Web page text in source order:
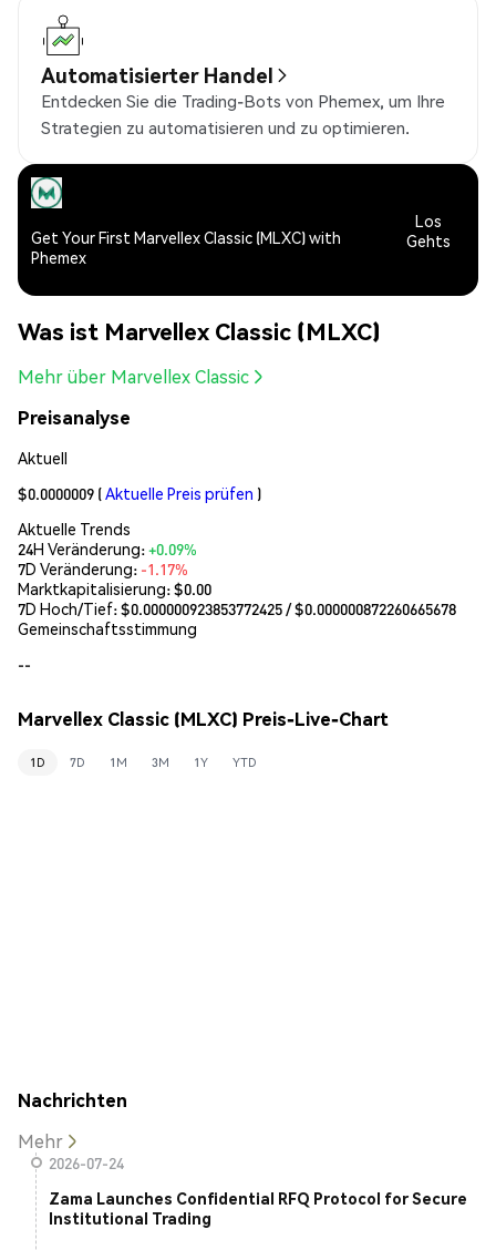
Automatisierter Handel
Entdecken Sie die Trading-Bots von Phemex, um Ihre
Strategien zu automatisieren und zu optimieren.
Get Your First Marvellex Classic (MLXC) with
Phemex
Los
Gehts
Was ist Marvellex Classic (MLXC)
Mehr über Marvellex Classic
Preisanalyse
Aktuell
$0.0000009 (Aktuelle Preis prüfen )
Aktuelle Trends
24H Veränderung:+0.09%
7D Veränderung: -1.17%
Marktkapitalisierung:$0.00
7D Hoch/Tief: $0.000000923853772425/ $0.000000872260665678
Gemeinschaftsstimmung
--
Marvellex Classic (MLXC) Preis-Live-Chart
1D 7D 1M 3M 1Y YTD
Nachrichten
Mehr
2026-07-24
Zama Launches Confidential RFQ Protocol for Secure
Institutional Trading